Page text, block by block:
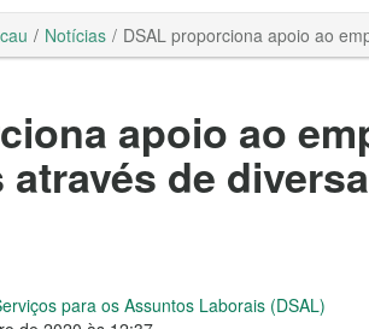
Notícias DSAL proporciona apoio ao
apoio ao
de
para os Assuntos Laborais (DSAL)